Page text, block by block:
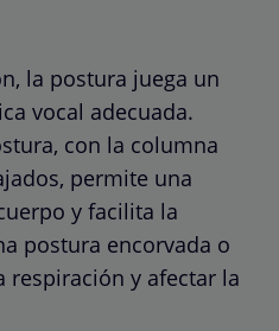
la postura juega un
vocal adecuada.
con la columna
permite una
y facilita la
postura encorvada o
respiración y afectar la